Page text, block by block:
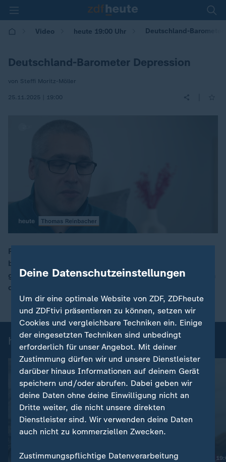
Video heute 19:00 Uhr Deutschland-Barometer
Deutschland-Barometer Depression
von Steffi Moritz-Möller
25.11.2025 | 19:00
00:16
Rund die Hälfte aller Menschen in Deutschland hat
bereits online nach Informationen zu Depressionen
gesucht. Vor allem KI und Social Media werden wegen
der Anonymität genutzt.
heute 19:00 Uhr: Einzelbeiträge
Nachrichten | heute
Deine Datenschutzeinstellungen
Um dir eine optimale Website von ZDF, ZDFheute
und ZDFtivi präsentieren zu können, setzen wir
Cookies und vergleichbare Techniken ein. Einige
der eingesetzten Techniken sind unbedingt
erforderlich für unser Angebot. Mit deiner
Zustimmung dürfen wir und unsere Dienstleister
darüber hinaus Informationen auf deinem Gerät
speichern und/oder abrufen. Dabei geben wir
deine Daten ohne deine Einwilligung nicht an
Dritte weiter, die nicht unsere direkten
Dienstleister sind. Wir verwenden deine Daten
auch nicht zu kommerziellen Zwecken.
Zustimmungspflichtige Datenverarbeitung